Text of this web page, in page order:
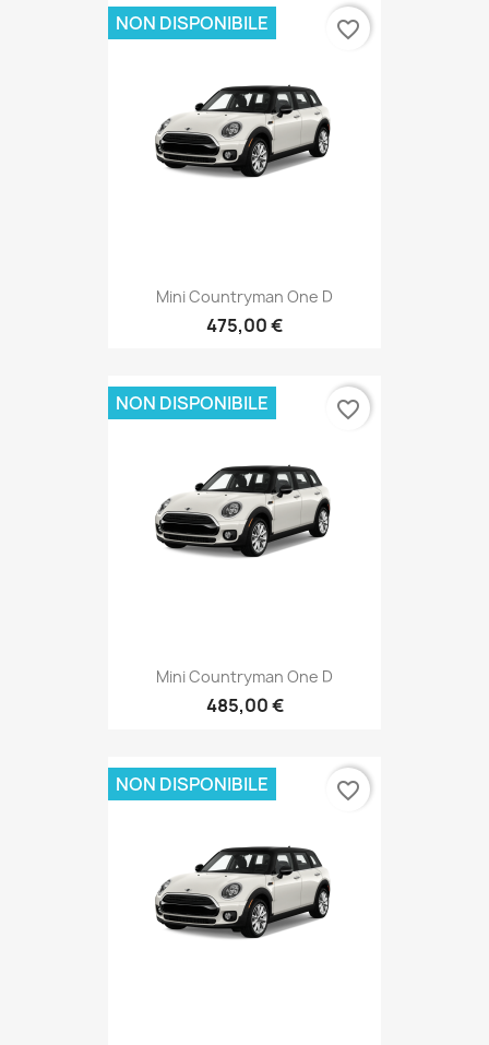
Mini Countryman One D
475,00 €
NON DISPONIBILE favorite_border
Mini Countryman One D
485,00 €
NON DISPONIBILE favorite_border
NON DISPONIBILE favorite_border